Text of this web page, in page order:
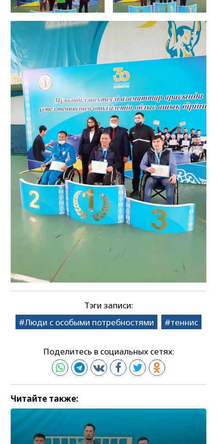
Тэги записи:
Люди с особыми потребностями
теннис
Поделитесь в социальных сетях:
Читайте также: